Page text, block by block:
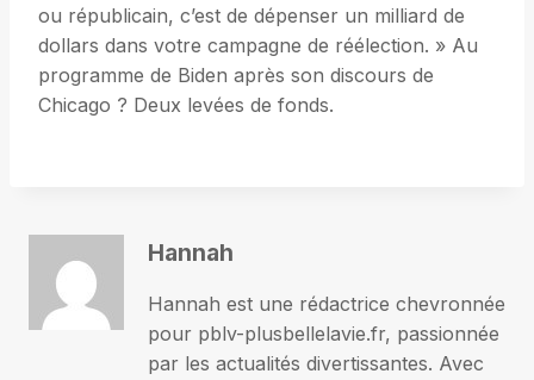
ou républicain, c’est de dépenser un milliard de
dollars dans votre campagne de réélection. » Au
programme de Biden après son discours de
Chicago ? Deux levées de fonds.
Hannah
Hannah est une rédactrice chevronnée
pour pblv-plusbellelavie.fr, passionnée
par les actualités divertissantes. Avec